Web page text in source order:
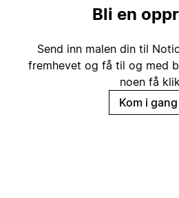
Bli en
Send inn malen din til
fremhevet og få til og med
noen få
Kom i gang